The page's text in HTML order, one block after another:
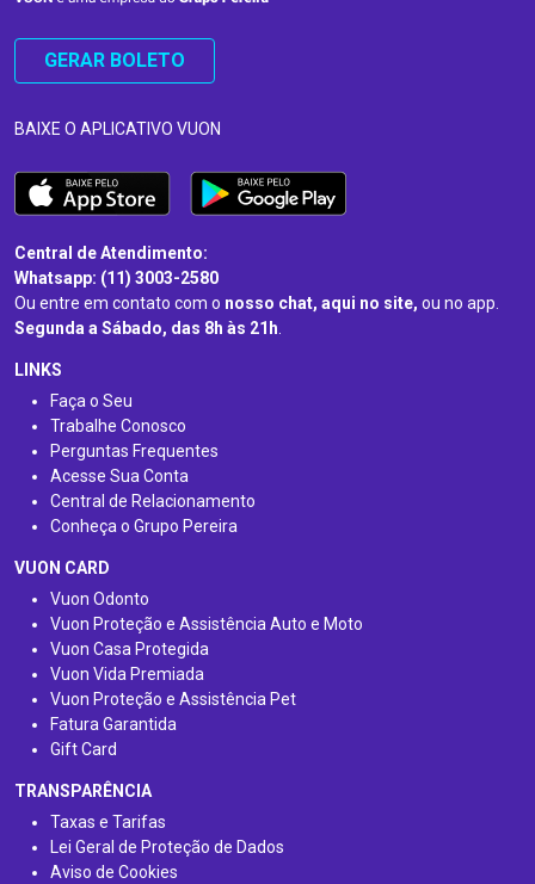
GERAR BOLETO
BAIXE O APLICATIVO VUON
Central de Atendimento:
Whatsapp: (11) 3003-2580
Ou entre em contato com o nosso chat, aqui no site, ou no app.
Segunda a Sábado, das 8h às 21h.
LINKS
Faça o Seu
Trabalhe Conosco
Perguntas Frequentes
Acesse Sua Conta
Central de Relacionamento
Conheça o Grupo Pereira
VUON CARD
Vuon Odonto
Vuon Proteção e Assistência Auto e Moto
Vuon Casa Protegida
Vuon Vida Premiada
Vuon Proteção e Assistência Pet
Fatura Garantida
Gift Card
TRANSPARÊNCIA
Taxas e Tarifas
Lei Geral de Proteção de Dados
Aviso de Cookies